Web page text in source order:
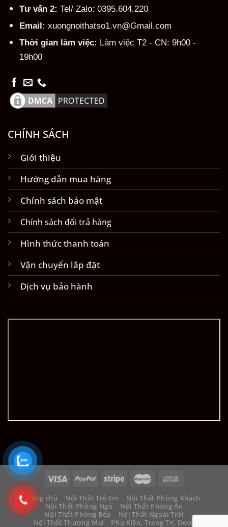
Tư vấn 2: Tel/ Zalo: 0395.604.220
Email: xuongnoithatso1.vn@Gmail.com
Thời gian làm việc: Làm việc T2 - CN: 9h00 -
19h00
CHÍNH SÁCH
Giới thiệu
Hướng dẫn mua hàng
Chính sách bảo mật
Chính sách đổi trả hàng
Hình thức thanh toán
Vận chuyển lắp đặt
Dịch vụ bảo hành
Trang chủ Nội Thất Trẻ Em
Nội Thất Phòng Khách
Nội Thất Phòng Ngủ
Nội Thất Phòng Ăn
Nội Thất Phòng Bếp
Nội Thất Ngoài Trời
Nội Thất Thương Mại
Phụ Kiện, Trang Trí, Decor